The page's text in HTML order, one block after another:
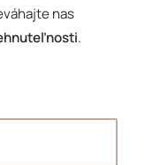
nas
.